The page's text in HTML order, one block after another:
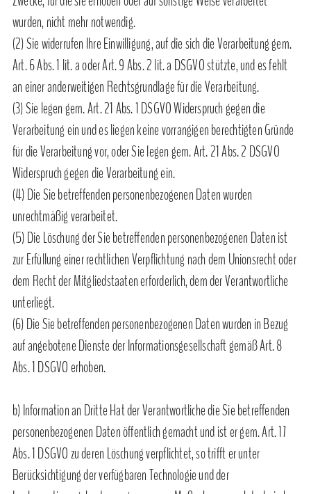
wurden, nicht mehr notwendig.
(2) Sie widerrufen Ihre Einwilligung, auf die sich die Verarbeitung gem.
Art. 6 Abs. 1 lit. a oder Art. 9 Abs. 2 lit. a DSGVO stützte, und es fehlt
an einer anderweitigen Rechtsgrundlage für die Verarbeitung.
(3) Sie legen gem. Art. 21 Abs. 1 DSGVO Widerspruch gegen die
Verarbeitung ein und es liegen keine vorrangigen berechtigten Gründe
für die Verarbeitung vor, oder Sie legen gem. Art. 21 Abs. 2 DSGVO
Widerspruch gegen die Verarbeitung ein.
(4) Die Sie betreffenden personenbezogenen Daten wurden
unrechtmäßig verarbeitet.
(5) Die Löschung der Sie betreffenden personenbezogenen Daten ist
zur Erfüllung einer rechtlichen Verpflichtung nach dem Unionsrecht oder
dem Recht der Mitgliedstaaten erforderlich, dem der Verantwortliche
unterliegt.
(6) Die Sie betreffenden personenbezogenen Daten wurden in Bezug
auf angebotene Dienste der Informationsgesellschaft gemäß Art. 8
Abs. 1 DSGVO erhoben.
b) Information an Dritte Hat der Verantwortliche die Sie betreffenden
personenbezogenen Daten öffentlich gemacht und ist er gem. Art. 17
Abs. 1 DSGVO zu deren Löschung verpflichtet, so trifft er unter
Berücksichtigung der verfügbaren Technologie und der